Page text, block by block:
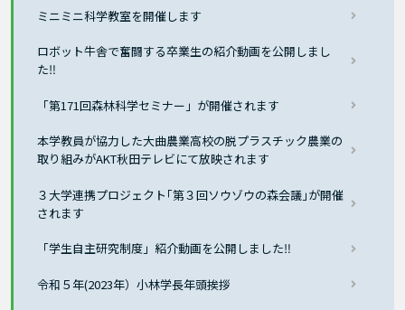
ミニミニ科学教室を開催します
ロボット牛舎で奮闘する卒業生の紹介動画を公開しまし
た‼
「第171回森林科学セミナー」が開催されます
本学教員が協力した大曲農業高校の脱プラスチック農業の
取り組みがAKT秋田テレビにて放映されます
３大学連携プロジェクト｢第３回ソウゾウの森会議｣が開催
されます
「学生自主研究制度」紹介動画を公開しました‼
令和５年(2023年）小林学長年頭挨拶